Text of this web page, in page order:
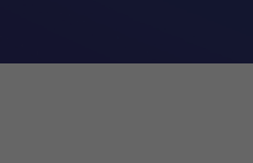
en plataformas digitales